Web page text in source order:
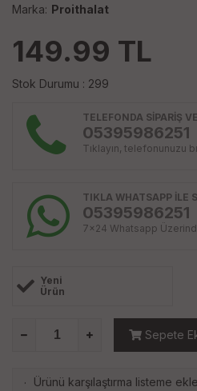
Marka: Proithalat
149.99 TL
Stok Durumu : 299
TELEFONDA SİPARİŞ
05395986251
Tıklayın, telefonunuzu
TIKLA WHATSAPP İLE
05395986251
7x24 Whatsapp
Yeni
Ürün
Sepete
· Ürünü karşılaştırma listeme ekle